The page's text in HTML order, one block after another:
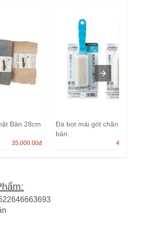
Bản 28cm
35,000.00đ
Đá bọt mài gót chân Nhật
bản.
40,000.00
: